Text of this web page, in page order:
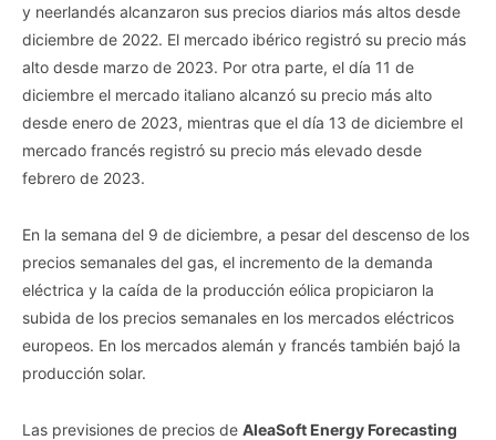
y neerlandés alcanzaron sus precios diarios más altos desde
diciembre de 2022. El mercado ibérico registró su precio más
alto desde marzo de 2023. Por otra parte, el día 11 de
diciembre el mercado italiano alcanzó su precio más alto
desde enero de 2023, mientras que el día 13 de diciembre el
mercado francés registró su precio más elevado desde
febrero de 2023.
En la semana del 9 de diciembre, a pesar del descenso de los
precios semanales del gas, el incremento de la demanda
eléctrica y la caída de la producción eólica propiciaron la
subida de los precios semanales en los mercados eléctricos
europeos. En los mercados alemán y francés también bajó la
producción solar.
Las previsiones de precios de AleaSoft Energy Forecasting